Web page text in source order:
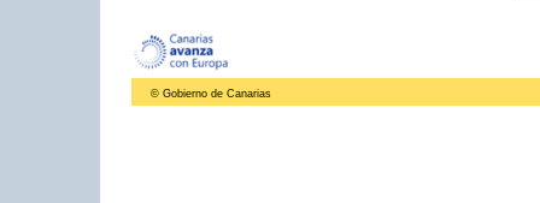
© Gobierno de Canarias